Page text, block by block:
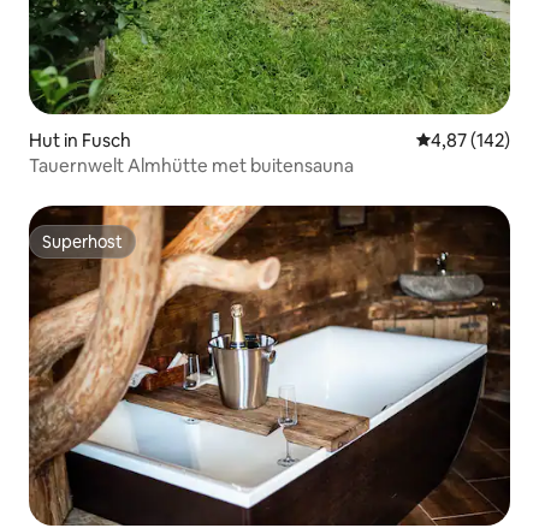
Hut in Fusch Gemiddelde
4,87 (142)
Tauernwelt Almhütte met buitensauna
Superhost
Superhost